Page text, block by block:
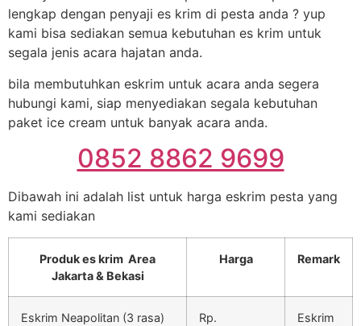
lengkap dengan penyaji es krim di pesta anda ? yup
kami bisa sediakan semua kebutuhan es krim untuk
segala jenis acara hajatan anda.
bila membutuhkan eskrim untuk acara anda segera
hubungi kami, siap menyediakan segala kebutuhan
paket ice cream untuk banyak acara anda.
0852 8862 9699
Dibawah ini adalah list untuk harga eskrim pesta yang
kami sediakan
Produk es krim Area
Jakarta & Bekasi
Harga Remark
Eskrim Neapolitan (3 rasa)
Rp.
Eskrim